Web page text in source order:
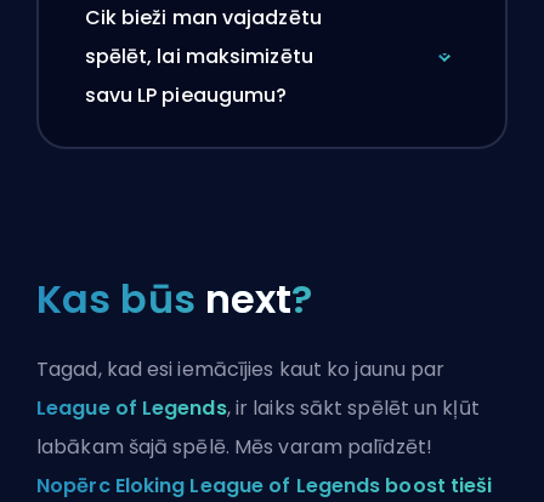
Cik bieži man vajadzētu
spēlēt, lai maksimizētu
savu LP pieaugumu?
Kas būs next?
Tagad, kad esi iemācījies kaut ko jaunu par
League of Legends, ir laiks sākt spēlēt un kļūt
labākam šajā spēlē. Mēs varam palīdzēt!
Nopērc Eloking League of Legends boost tieši